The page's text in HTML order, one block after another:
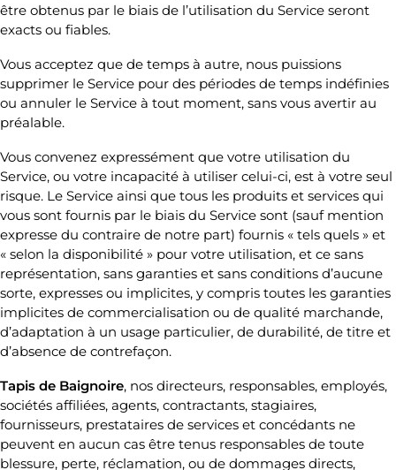
être obtenus par le biais de l’utilisation du Service seront
exacts ou fiables.
Vous acceptez que de temps à autre, nous puissions
supprimer le Service pour des périodes de temps indéfinies
ou annuler le Service à tout moment, sans vous avertir au
préalable.
Vous convenez expressément que votre utilisation du
Service, ou votre incapacité à utiliser celui-ci, est à votre seul
risque. Le Service ainsi que tous les produits et services qui
vous sont fournis par le biais du Service sont (sauf mention
expresse du contraire de notre part) fournis « tels quels » et
« selon la disponibilité » pour votre utilisation, et ce sans
représentation, sans garanties et sans conditions d’aucune
sorte, expresses ou implicites, y compris toutes les garanties
implicites de commercialisation ou de qualité marchande,
d’adaptation à un usage particulier, de durabilité, de titre et
d’absence de contrefaçon.
Tapis de Baignoire, nos directeurs, responsables, employés,
sociétés affiliées, agents, contractants, stagiaires,
fournisseurs, prestataires de services et concédants ne
peuvent en aucun cas être tenus responsables de toute
blessure, perte, réclamation, ou de dommages directs,